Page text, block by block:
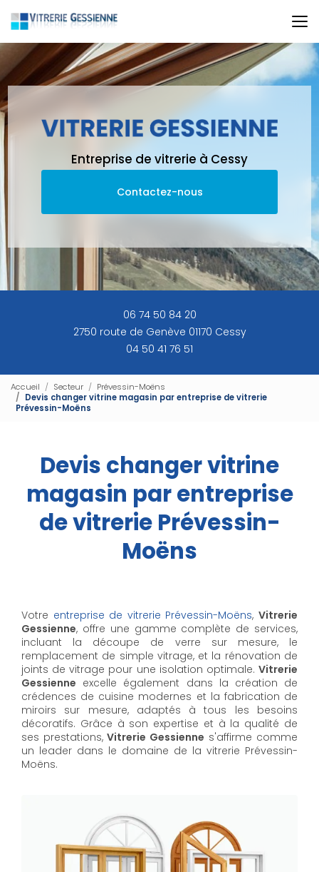
au
contenu
principal
Entreprise de vitrerie à Cessy
Contactez-nous
06 74 50 84 20
2750 route de Genève 01170 Cessy
04 50 41 76 51
Accueil Secteur
Prévessin-Moëns
Devis changer vitrine magasin par entreprise de vitrerie
Prévessin-Moëns
Devis changer vitrine
magasin par entreprise
de vitrerie Prévessin-
Moëns
Votre entreprise de vitrerie Prévessin-Moëns,Vitrerie
Gessienne, offre une gamme complète de services,
incluant la découpe de verre sur mesure, le
remplacement de simple vitrage, et la rénovation de
joints de vitrage pour une isolation optimale. Vitrerie
Gessienne excelle également dans la création de
crédences de cuisine modernes et la fabrication de
miroirs sur mesure, adaptés à tous les besoins
décoratifs. Grâce à son expertise et à la qualité de
ses prestations, Vitrerie Gessienne s'affirme comme
un leader dans le domaine de la vitrerie Prévessin-
Moëns.